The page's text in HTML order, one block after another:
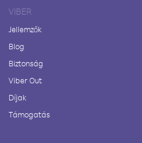
VIBER
Jellemzők
Blog
Biztonság
Viber Out
Díjak
Támogatás